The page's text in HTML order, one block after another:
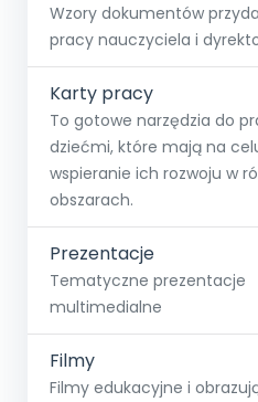
Wzory dokumentów
pracy nauczyciela i
Karty pracy
To gotowe narzędzia do
dziećmi, które mają na
wspieranie ich rozwoju w
obszarach.
Prezentacje
Tematyczne prezentacje
multimedialne
Filmy
Filmy edukacyjne i